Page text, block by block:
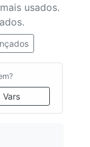
usados.
Vars